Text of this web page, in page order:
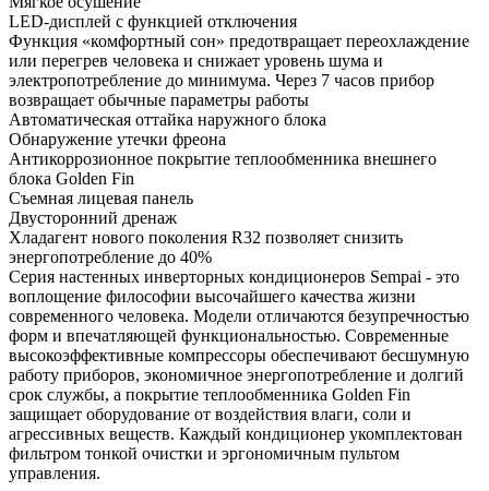
LED-дисплей с функцией отключения
Функция «комфортный сон» предотвращает переохлаждение
или перегрев человека и снижает уровень шума и
электропотребление до минимума. Через 7 часов прибор
возвращает обычные параметры работы
Автоматическая оттайка наружного блока
Обнаружение утечки фреона
Антикоррозионное покрытие теплообменника внешнего
блока Golden Fin
Съемная лицевая панель
Двусторонний дренаж
Хладагент нового поколения R32 позволяет снизить
энергопотребление до 40%
Серия настенных инверторных кондиционеров Sempai - это
воплощение философии высочайшего качества жизни
современного человека. Модели отличаются безупречностью
форм и впечатляющей функциональностью. Современные
высокоэффективные компрессоры обеспечивают бесшумную
работу приборов, экономичное энергопотребление и долгий
срок службы, а покрытие теплообменника Golden Fin
защищает оборудование от воздействия влаги, соли и
агрессивных веществ. Каждый кондиционер укомплектован
фильтром тонкой очистки и эргономичным пультом
управления.